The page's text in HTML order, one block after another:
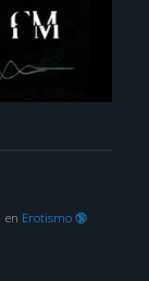
en Erotismo 🔞